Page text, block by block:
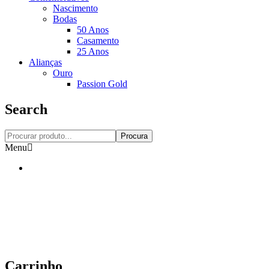
Nascimento
Bodas
50 Anos
Casamento
25 Anos
Alianças
Ouro
Passion Gold
Search
Procura
Menu
Carrinho